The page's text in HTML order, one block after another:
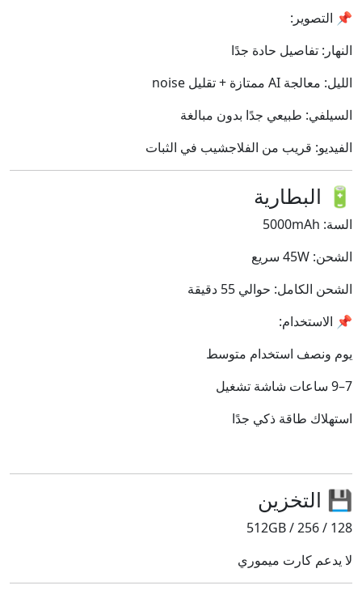
📌 التصوير:
النهار: تفاصيل حادة جدًا
الليل: معالجة AI ممتازة + تقليل noise
السيلفي: طبيعي جدًا بدون مبالغة
الفيديو: قريب من الفلاجشيب في الثبات
🔋 البطارية
السة: 5000mAh
الشحن: 45W سريع
الشحن الكامل: حوالي 55 دقيقة
📌 الاستخدام:
يوم ونصف استخدام متوسط
7–9 ساعات شاشة تشغيل
استهلاك طاقة ذكي جدًا
💾 التخزين
128 / 256 / 512GB
لا يدعم كارت ميموري